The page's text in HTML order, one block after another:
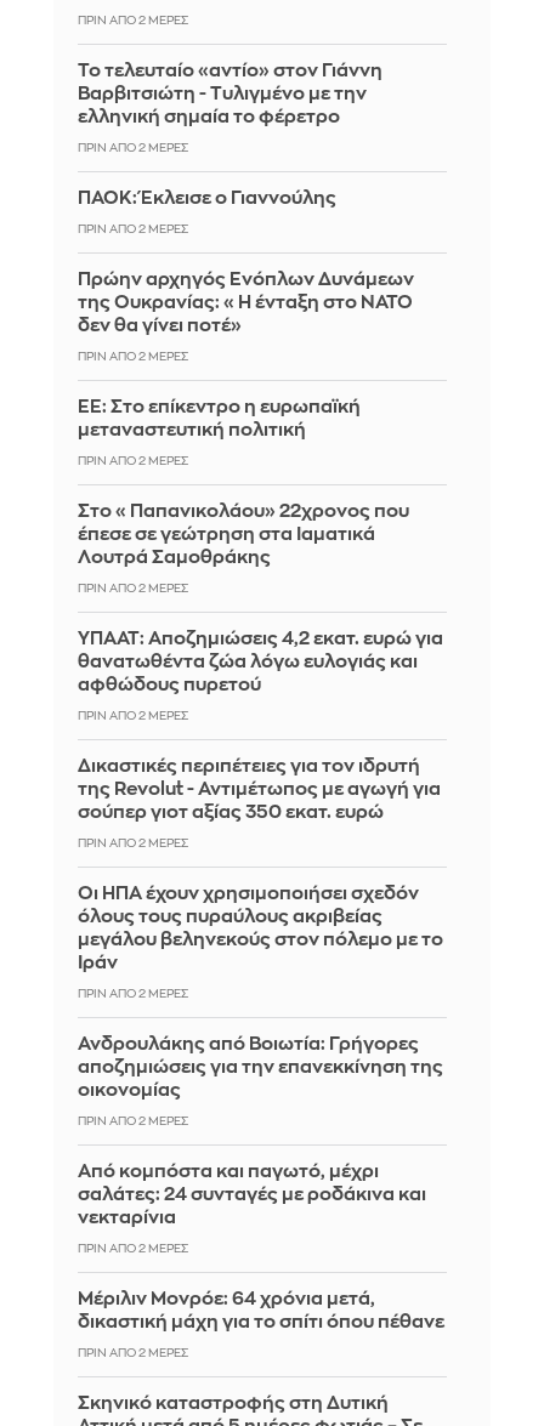
ΠΡΙΝ ΑΠΌ 2 ΜΈΡΕΣ
Το τελευταίο «αντίο» στον Γιάννη
Βαρβιτσιώτη - Τυλιγμένο με την
ελληνική σημαία το φέρετρο
ΠΡΙΝ ΑΠΌ 2 ΜΈΡΕΣ
ΠΑΟΚ: Έκλεισε ο Γιαννούλης
ΠΡΙΝ ΑΠΌ 2 ΜΈΡΕΣ
Πρώην αρχηγός Ενόπλων Δυνάμεων
της Ουκρανίας: «Η ένταξη στο ΝΑΤΟ
δεν θα γίνει ποτέ»
ΠΡΙΝ ΑΠΌ 2 ΜΈΡΕΣ
EE: Στο επίκεντρο η ευρωπαϊκή
μεταναστευτική πολιτική
ΠΡΙΝ ΑΠΌ 2 ΜΈΡΕΣ
Στο «Παπανικολάου» 22χρονος που
έπεσε σε γεώτρηση στα Ιαματικά
Λουτρά Σαμοθράκης
ΠΡΙΝ ΑΠΌ 2 ΜΈΡΕΣ
ΥΠΑΑΤ: Αποζημιώσεις 4,2 εκατ. ευρώ για
θανατωθέντα ζώα λόγω ευλογιάς και
αφθώδους πυρετού
ΠΡΙΝ ΑΠΌ 2 ΜΈΡΕΣ
Δικαστικές περιπέτειες για τον ιδρυτή
της Revolut - Αντιμέτωπος με αγωγή για
σούπερ γιοτ αξίας 350 εκατ. ευρώ
ΠΡΙΝ ΑΠΌ 2 ΜΈΡΕΣ
Οι ΗΠΑ έχουν χρησιμοποιήσει σχεδόν
όλους τους πυραύλους ακριβείας
μεγάλου βεληνεκούς στον πόλεμο με το
Ιράν
ΠΡΙΝ ΑΠΌ 2 ΜΈΡΕΣ
Ανδρουλάκης από Βοιωτία: Γρήγορες
αποζημιώσεις για την επανεκκίνηση της
οικονομίας
ΠΡΙΝ ΑΠΌ 2 ΜΈΡΕΣ
Από κομπόστα και παγωτό, μέχρι
σαλάτες: 24 συνταγές με ροδάκινα και
νεκταρίνια
ΠΡΙΝ ΑΠΌ 2 ΜΈΡΕΣ
Μέριλιν Μονρόε: 64 χρόνια μετά,
δικαστική μάχη για το σπίτι όπου πέθανε
ΠΡΙΝ ΑΠΌ 2 ΜΈΡΕΣ
Σκηνικό καταστροφής στη Δυτική